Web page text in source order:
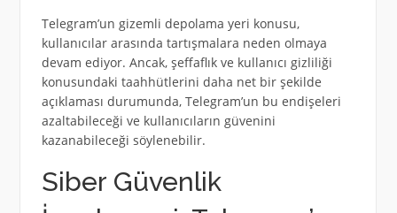
Telegram’un gizemli depolama yeri konusu,
kullanıcılar arasında tartışmalara neden olmaya
devam ediyor. Ancak, şeffaflık ve kullanıcı gizliliği
konusundaki taahhütlerini daha net bir şekilde
açıklaması durumunda, Telegram’un bu endişeleri
azaltabileceği ve kullanıcıların güvenini
kazanabileceği söylenebilir.
Siber Güvenlik